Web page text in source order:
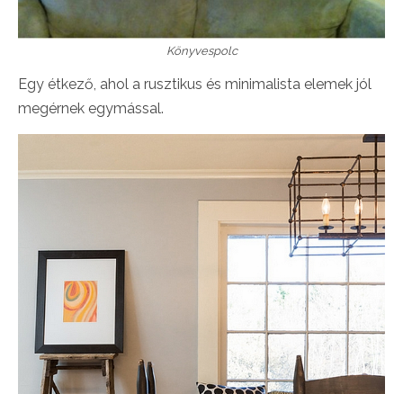
Könyvespolc
Egy étkező, ahol a rusztikus és minimalista elemek jól
megérnek egymással.